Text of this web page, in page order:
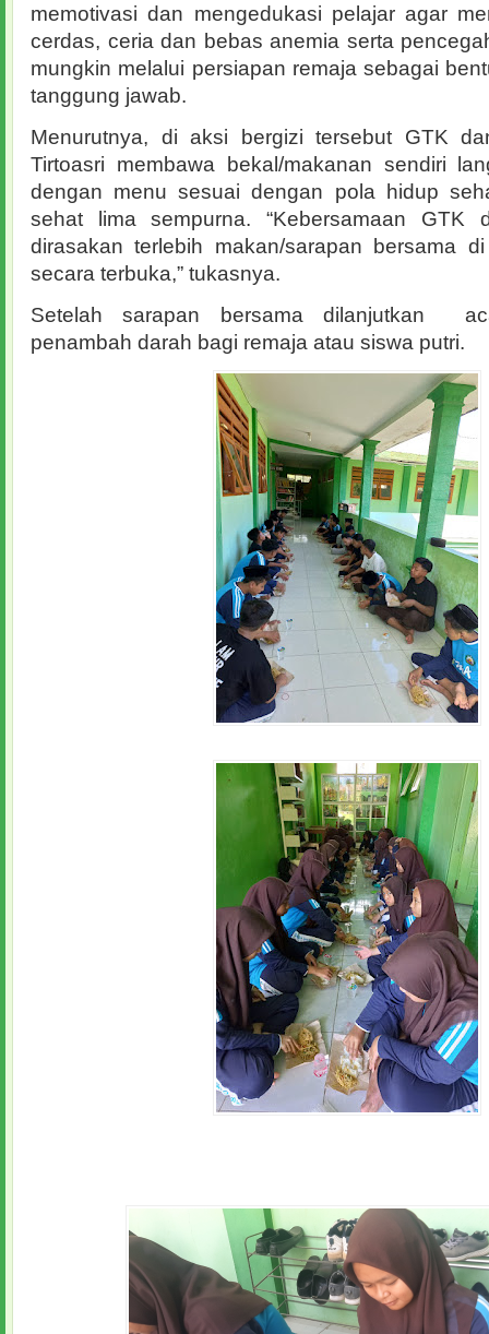
memotivasi dan mengedukasi pelajar agar
cerdas, ceria dan bebas anemia serta
mungkin melalui persiapan remaja sebagai
tanggung jawab.
Menurutnya, di aksi bergizi tersebut GTK
Tirtoasri membawa bekal/makanan sendiri
dengan menu sesuai dengan pola hidup
sehat lima sempurna. “Kebersamaan GTK
dirasakan terlebih makan/sarapan bersama
secara terbuka,” tukasnya.
Setelah sarapan bersama dilanjutkan
penambah darah bagi remaja atau siswa putri.